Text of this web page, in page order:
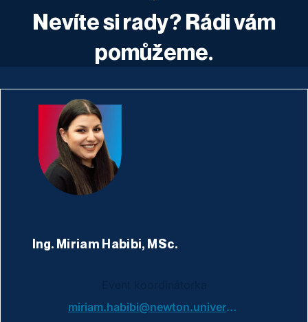
Nevíte si rady? Rádi vám
pomůžeme.
Ing. Miriam Habibi, MSc.
miriam.habibi@newton.university